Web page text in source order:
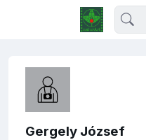
Gergely József